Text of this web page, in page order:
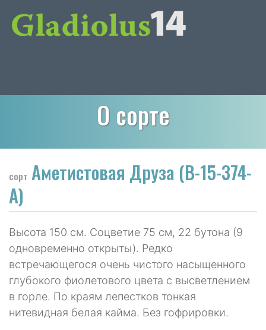
О сорте
сорт Аметистовая Друза (В-15-374-
А)
Высота 150 см. Соцветие 75 см, 22 бутона (9
одновременно открыты). Редко
встречающегося очень чистого насыщенного
глубокого фиолетового цвета с высветлением
в горле. По краям лепестков тонкая
нитевидная белая кайма. Без гофрировки.